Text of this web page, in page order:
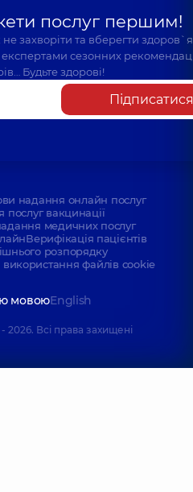
послуг першим!
захворіти та вберегти
сезонних
Будьте здорові!
Підписатися
надання онлайн послуг
вакцинації
медичних послуг
Верифікація пацієнтів
розпорядку
використання файлів cookie
мовоюEnglish
Всі права захищені